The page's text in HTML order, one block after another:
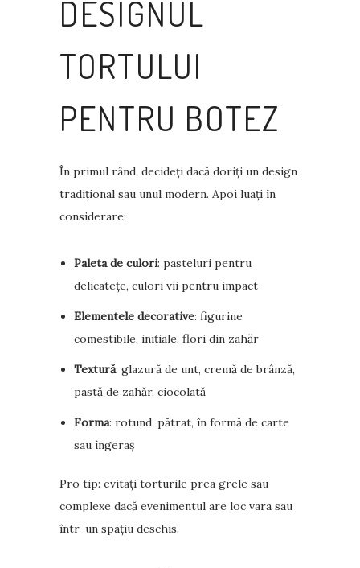
DESIGNUL
TORTULUI
PENTRU BOTEZ
În primul rând, decideți dacă doriți un design
tradițional sau unul modern. Apoi luați în
considerare:
Paleta de culori: pasteluri pentru
delicatețe, culori vii pentru impact
Elementele decorative: figurine
comestibile, inițiale, flori din zahăr
Textură: glazură de unt, cremă de brânză,
pastă de zahăr, ciocolată
Forma: rotund, pătrat, în formă de carte
sau îngeraș
Pro tip: evitați torturile prea grele sau
complexe dacă evenimentul are loc vara sau
într-un spațiu deschis.